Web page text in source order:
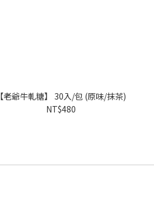
【老爺牛軋糖】 30入/包 (原味/抹茶)
NT$480